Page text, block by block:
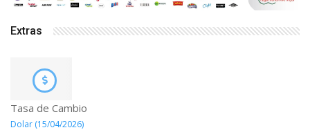
Extras
Tasa de Cambio
Dolar (15/04/2026)